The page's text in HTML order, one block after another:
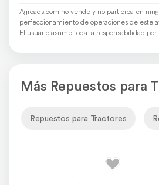
Agroads.com no vende y no participa en
perfeccionamiento de operaciones de este
El usuario asume toda la responsabilidad por
Más Repuestos para
Repuestos para Tractores